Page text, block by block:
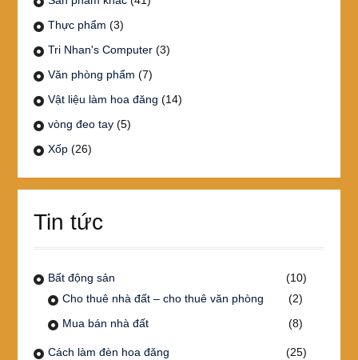
Thực phẩm (3)
Tri Nhan's Computer (3)
Văn phòng phẩm (7)
Vật liệu làm hoa đăng (14)
vòng đeo tay (5)
Xốp (26)
Tin tức
Bất động sản
(10)
Cho thuê nhà đất – cho thuê văn phòng
(2)
Mua bán nhà đất
(8)
Cách làm đèn hoa đăng
(25)